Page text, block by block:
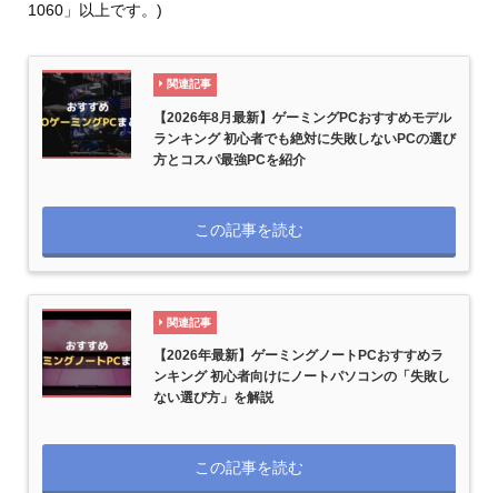
1060」以上です。)
関連記事
【2026年8月最新】ゲーミングPCおすすめモデル
ランキング 初心者でも絶対に失敗しないPCの選び
方とコスパ最強PCを紹介
この記事を読む
関連記事
【2026年最新】ゲーミングノートPCおすすめラ
ンキング 初心者向けにノートパソコンの「失敗し
ない選び方」を解説
この記事を読む